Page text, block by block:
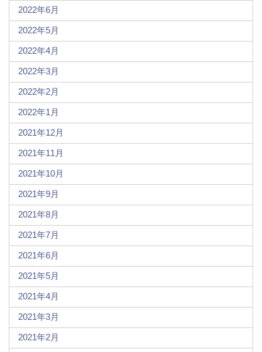
2022年6月
2022年5月
2022年4月
2022年3月
2022年2月
2022年1月
2021年12月
2021年11月
2021年10月
2021年9月
2021年8月
2021年7月
2021年6月
2021年5月
2021年4月
2021年3月
2021年2月